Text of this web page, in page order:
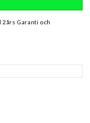
Garanti och